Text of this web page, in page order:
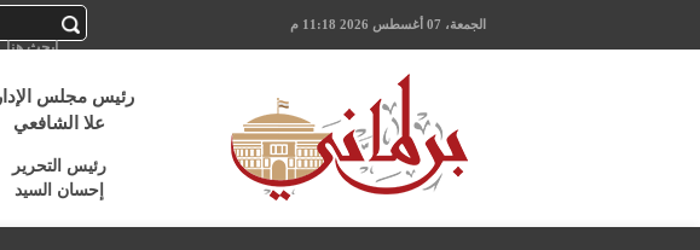
الجمعة، 07 أغسطس 2026 11:18 م
رئيس مجلس
علا الشافعي
رئيس التحرير
إحسان السيد